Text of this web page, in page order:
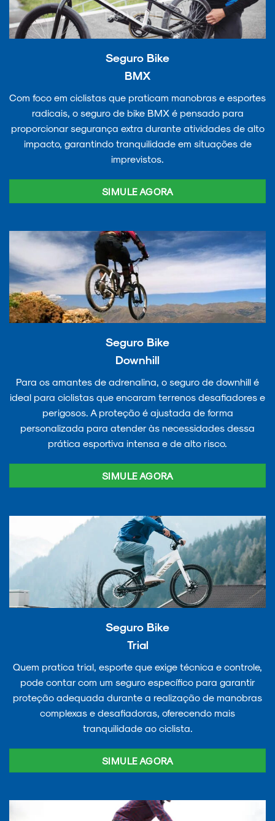
Seguro Bike
BMX
Com foco em ciclistas que praticam manobras e esportes
radicais, o seguro de bike BMX é pensado para
proporcionar segurança extra durante atividades de alto
impacto, garantindo tranquilidade em situações de
imprevistos.
SIMULE AGORA
Seguro Bike
Downhill
Para os amantes de adrenalina, o seguro de downhill é
ideal para ciclistas que encaram terrenos desafiadores e
perigosos. A proteção é ajustada de forma
personalizada para atender às necessidades dessa
prática esportiva intensa e de alto risco.
SIMULE AGORA
Seguro Bike
Trial
Quem pratica trial, esporte que exige técnica e controle,
pode contar com um seguro específico para garantir
proteção adequada durante a realização de manobras
complexas e desafiadoras, oferecendo mais
tranquilidade ao ciclista.
SIMULE AGORA